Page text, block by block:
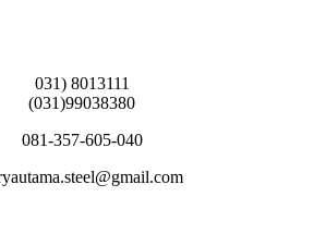
031) 8013111
(031)99038380
081-357-605-040